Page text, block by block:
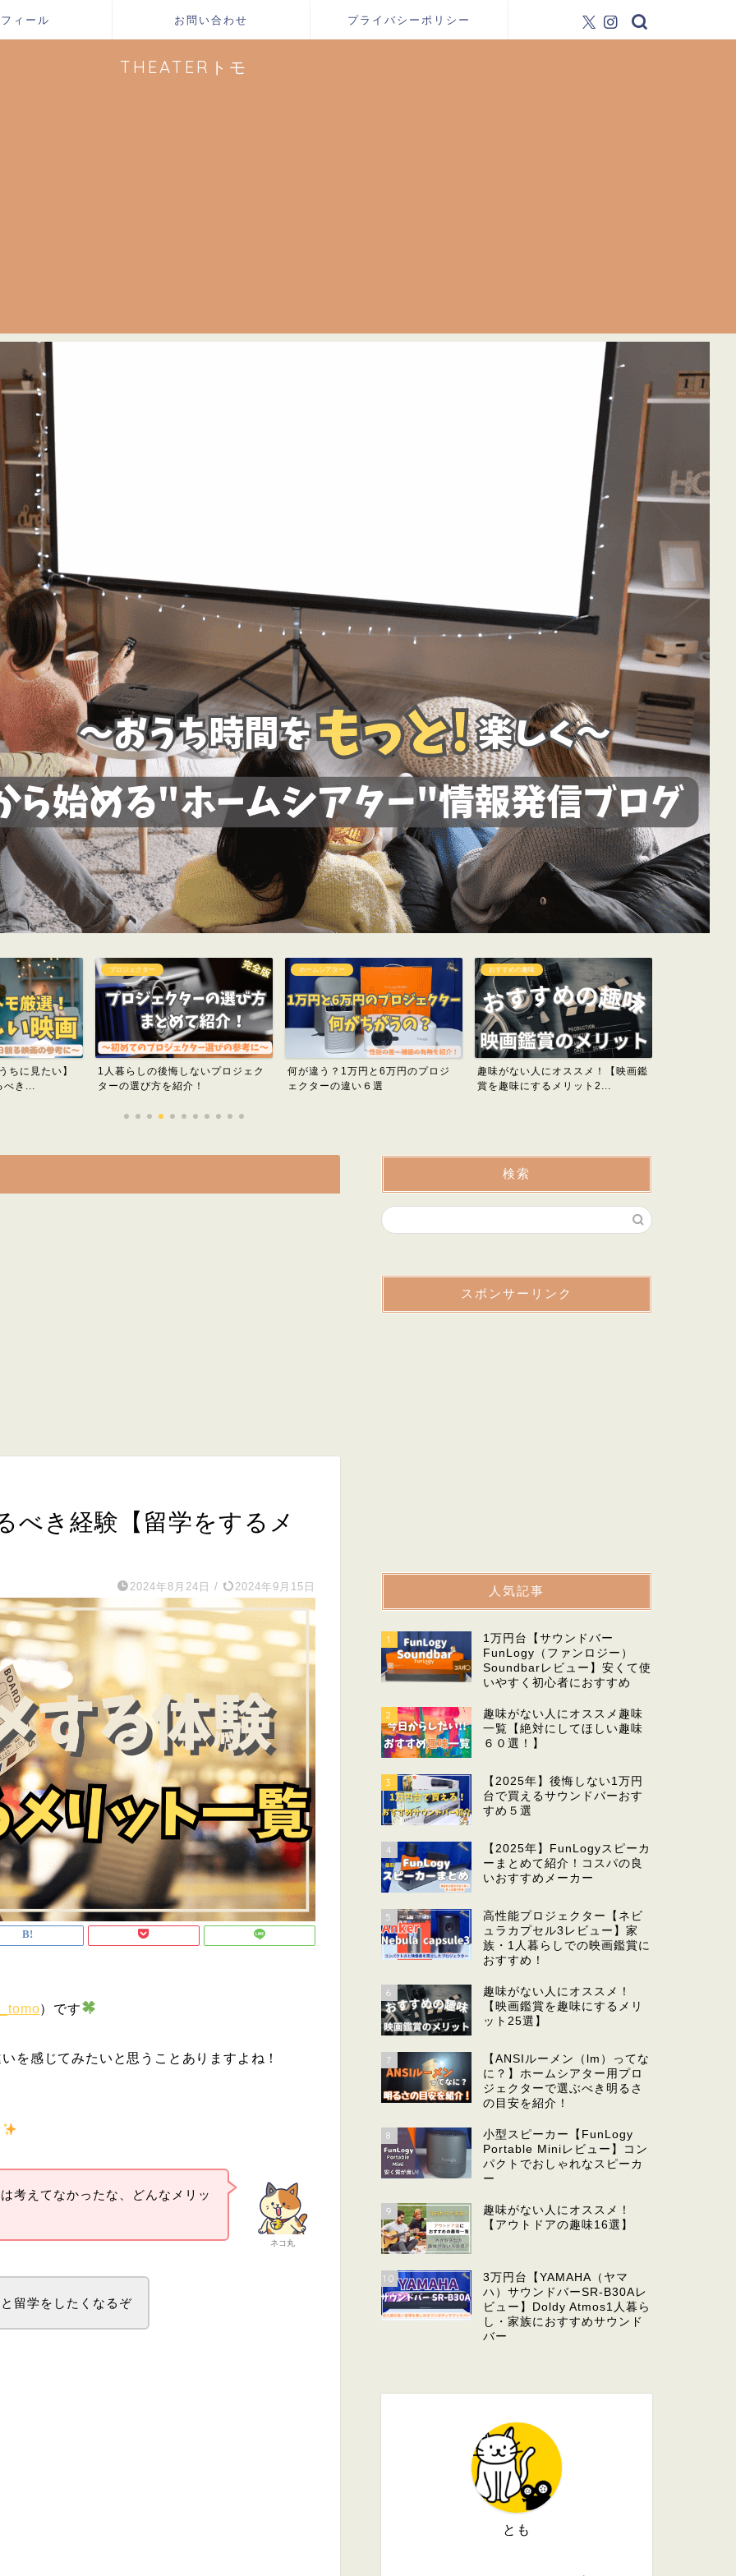
ィール お問い合わせ プライバシーポリシー
THEATERトモ
いプロジェク
！
ホームシアター
何が違う？1万円と6万円のプロジ
ェクターの違い６選
おすすめの趣味
趣味がない人にオススメ！【映画鑑
賞を趣味にするメリット2...
プロジェクター
大迫力！【プロジェクターでゲーム
(switch)をする方...
べき経験【留学をするメ
2024年8月24日 / 2024年9月15日
）です
を感じてみたいと思うことありますよね！
ネコ丸
考えてなかったな、どんなメリッ
留学をしたくなるぞ
検索
スポンサーリンク
人気記事
1
1万円台【サウンドバー
FunLogy（ファンロジー）
Soundbarレビュー】安くて使
いやすく初心者におすすめ
2
趣味がない人にオススメ趣味
一覧【絶対にしてほしい趣味
６０選！】
3
【2025年】後悔しない1万円
台で買えるサウンドバーおす
すめ５選
4
【2025年】FunLogyスピーカ
ーまとめて紹介！コスパの良
いおすすめメーカー
5
高性能プロジェクター【ネビ
ュラカプセル3レビュー】家
族・1人暮らしでの映画鑑賞に
おすすめ！
6
趣味がない人にオススメ！
【映画鑑賞を趣味にするメリ
ット25選】
7
【ANSIルーメン（lm）ってな
に？】ホームシアター用プロ
ジェクターで選ぶべき明るさ
の目安を紹介！
8
小型スピーカー【FunLogy
Portable Miniレビュー】コン
パクトでおしゃれなスピーカ
ー
9
趣味がない人にオススメ！
【アウトドアの趣味16選】
10
3万円台【YAMAHA（ヤマ
ハ）サウンドバーSR-B30Aレ
ビュー】Doldy Atmos1人暮ら
し・家族におすすめサウンド
バー
とも